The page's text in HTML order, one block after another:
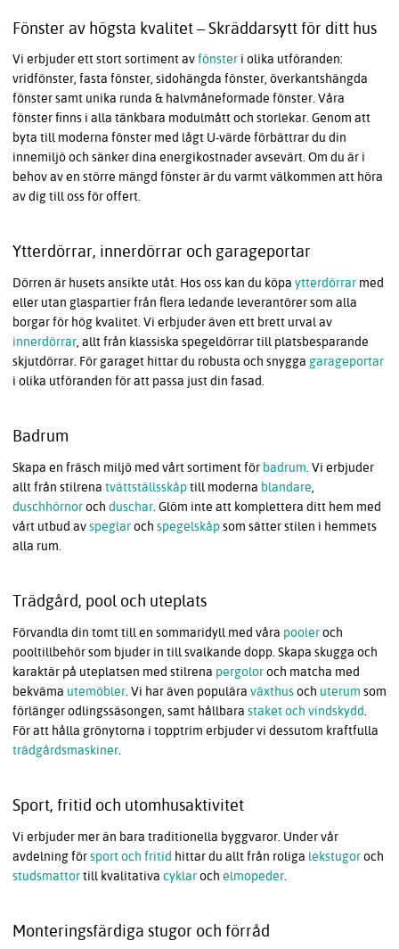
Fönster av högsta kvalitet – Skräddarsytt för ditt hus
Vi erbjuder ett stort sortiment avfönster i olika utföranden:
vridfönster, fasta fönster, sidohängda fönster, överkantshängda
fönster samt unika runda & halvmåneformade fönster. Våra
fönster finns i alla tänkbara modulmått och storlekar. Genom att
byta till moderna fönster med lågt U-värde förbättrar du din
innemiljö och sänker dina energikostnader avsevärt. Om du är i
behov av en större mängd fönster är du varmt välkommen att höra
av dig till oss för offert.
Ytterdörrar, innerdörrar och garageportar
Dörren är husets ansikte utåt. Hos oss kan du köpa ytterdörrar med
eller utan glaspartier från flera ledande leverantörer som alla
borgar för hög kvalitet. Vi erbjuder även ett brett urval av
innerdörrar, allt från klassiska spegeldörrar till platsbesparande
skjutdörrar. För garaget hittar du robusta och snygga garageportar
i olika utföranden för att passa just din fasad.
Badrum
Skapa en fräsch miljö med vårt sortiment för badrum. Vi erbjuder
allt från stilrena tvättställsskåptill moderna blandare,
duschhörnoroch duschar. Glöm inte att komplettera ditt hem med
vårt utbud avspeglaroch spegelskåpsom sätter stilen i hemmets
alla rum.
Trädgård, pool och uteplats
Förvandla din tomt till en sommaridyll med våra pooleroch
pooltillbehör som bjuder in till svalkande dopp. Skapa skugga och
karaktär på uteplatsen med stilrena pergoloroch matcha med
bekväma utemöbler. Vi har även populära växthusoch uterum som
förlänger odlingssäsongen, samt hållbara staket och vindskydd.
För att hålla grönytorna i topptrim erbjuder vi dessutom kraftfulla
trädgårdsmaskiner.
Sport, fritid och utomhusaktivitet
Vi erbjuder mer än bara traditionella byggvaror. Under vår
avdelning försport och fritid hittar du allt från roliga lekstugoroch
studsmattortill kvalitativa cyklaroch elmopeder
Monteringsfärdiga stugor och förråd